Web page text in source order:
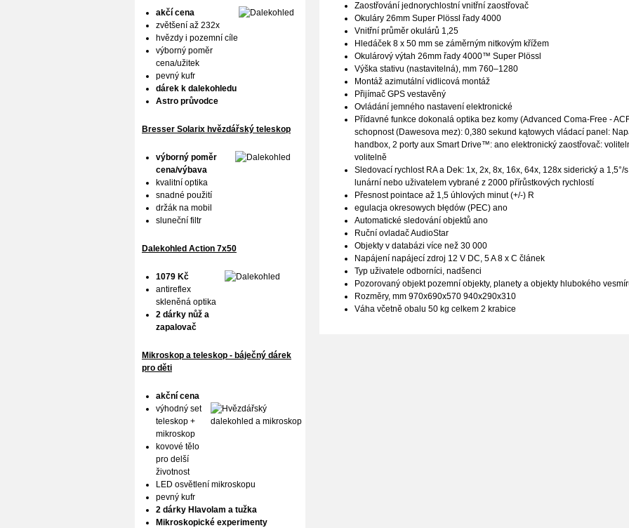
Zaostřování jednorychlostní vnitřní zaostřovač
Okuláry 26mm Super Plössl řady 4000
Vnitřní průměr okulárů 1,25
Hledáček 8 x 50 mm se záměrným nitkovým křížem
Okulárový výtah 26mm řady 4000™ Super Plössl
Výška stativu (nastavitelná), mm 760–1280
Montáž azimutální vidlicová montáž
Přijímač GPS vestavěný
Ovládání jemného nastavení elektronické
Přídavné funkce dokonalá optika bez komy (Advanced Coma-Free -
schopnost (Dawesova mez): 0,380 sekund kątowych vládací panel:
handbox, 2 porty aux Smart Drive™: ano elektronický zaostřovač:
volitelně
Sledovací rychlost RA a Dek: 1x, 2x, 8x, 16x, 64x, 128x siderický a 1,5°/
lunární nebo uživatelem vybrané z 2000 přírůstkových rychlostí
Přesnost pointace až 1,5 úhlových minut (+/-) R
egulacja okresowych błędów (PEC) ano
Automatické sledování objektů ano
Ruční ovladač AudioStar
Objekty v databázi více než 30 000
Napájení napájecí zdroj 12 V DC, 5 A 8 x C článek
Typ uživatele odborníci, nadšenci
Pozorovaný objekt pozemní objekty, planety a objekty hlubokého
Rozměry, mm 970x690x570 940x290x310
Váha včetně obalu 50 kg celkem 2 krabice
akčí cena
zvětšení až 232x
hvězdy i pozemní cíle
výborný poměr
cena/užitek
pevný kufr
dárek k dalekohledu
Astro průvodce
Bresser Solarix hvězdářský teleskop
výborný poměr
cena/výbava
kvalitní optika
snadné použití
držák na mobil
sluneční filtr
Dalekohled Action 7x50
1079 Kč
antireflex
skleněná optika
2 dárky nůž a
zapalovač
Mikroskop a teleskop - báječný dárek
pro děti
akční cena
výhodný set
teleskop +
mikroskop
kovové tělo
pro delší
životnost
LED osvětlení mikroskopu
pevný kufr
2 dárky Hlavolam a tužka
Mikroskopické experimenty